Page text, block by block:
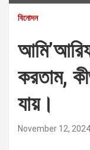
বিনোদন
করতাম,
যায়।
November 12, 2024